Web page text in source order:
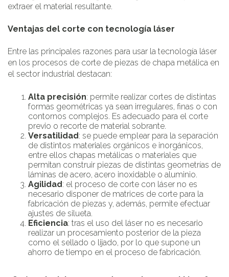
extraer el material resultante.
Ventajas del corte con tecnología láser
Entre las principales razones para usar la tecnología láser
en los procesos de corte de piezas de chapa metálica en
el sector industrial destacan:
Alta precisión: permite realizar cortes de distintas
formas geométricas ya sean irregulares, finas o con
contornos complejos. Es adecuado para el corte
previo o recorte de material sobrante.
Versatilidad: se puede emplear para la separación
de distintos materiales orgánicos e inorgánicos,
entre ellos chapas metálicas o materiales que
permitan construir piezas de distintas geometrías de
láminas de acero, acero inoxidable o aluminio.
Agilidad: el proceso de corte con láser no es
necesario disponer de matrices de corte para la
fabricación de piezas y, además, permite efectuar
ajustes de silueta.
Eficiencia: tras el uso del láser no es necesario
realizar un procesamiento posterior de la pieza
como el sellado o lijado, por lo que supone un
ahorro de tiempo en el proceso de fabricación.